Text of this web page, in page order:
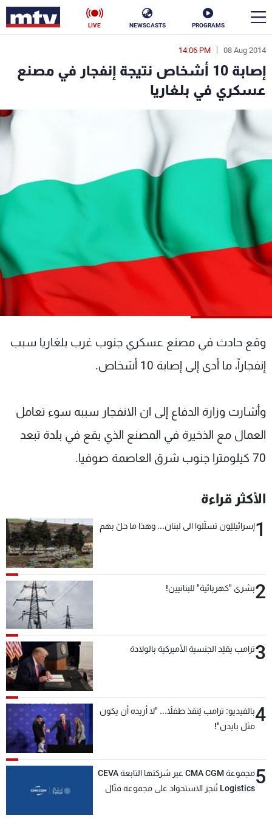
PROGRAMS
NEWSCASTS
LIVE
08 Aug 2014
14:06 PM
إصابة 10 أشخاص نتيجة إنفجار في مصنع
عسكري في بلغاريا
وقع حادث في مصنع عسكري جنوب غرب بلغاريا سبب
إنفجاراً، ما أدى إلى إصابة 10 أشخاص.
وأشارت وزارة الدفاع إلى ان الانفجار سببه سوء تعامل
العمال مع الذخيرة في المصنع الذي يقع في بلدة تبعد
70 كيلومترا جنوب شرق العاصمة صوفيا.
الأكثر قراءة
1إسرائيليّون تسلّلوا الى لبنان... وهذا ما حلّ بهم
2بشرى "كهربائية" للبنانيين!
3ترامب يقيّد الجنسية الأميركية بالولادة
4بالفيديو: ترامب يُنقذ طفلاً... "لا أريده أن يكون
مثل بايدن"!
5
مجموعة CMA CGM عبر شركتها التابعة CEVA
Logistics تُنجز الاستحواذ على مجموعة فتّال
en
الأخبار
سياسة
إقتصاد
منوعات رياضة
البرامج
جدول البرامج
عن MTV
لاعلاناتكم
وظائف
شروط الإسـتخدام